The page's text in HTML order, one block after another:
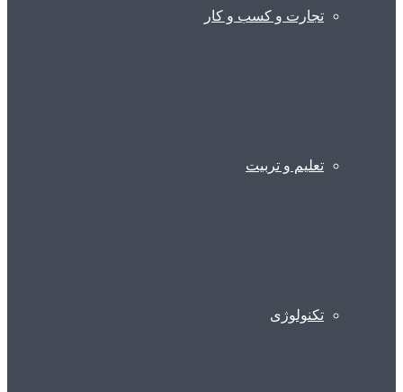
تجارت و کسب و کار
تعلیم و تربیت
تکنولوژی